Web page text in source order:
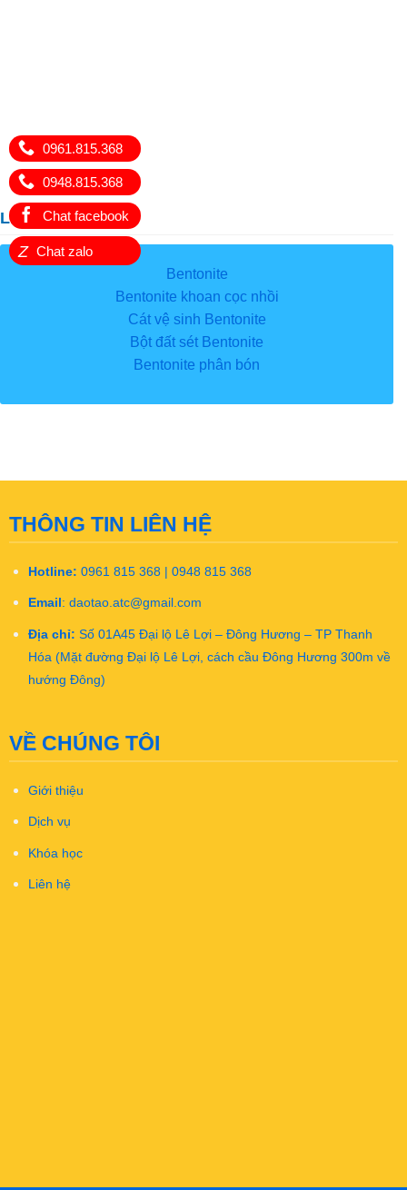
0961.815.368
0948.815.368
Chat facebook
Z Chat zalo
Liên kết hữu ích
Bentonite
Bentonite khoan cọc nhồi
Cát vệ sinh Bentonite
Bột đất sét Bentonite
Bentonite phân bón
THÔNG TIN LIÊN HỆ
Hotline: 0961 815 368 | 0948 815 368
Email : daotao.atc@gmail.com
Địa chỉ: Số 01A45 Đại lộ Lê Lợi – Đông Hương – TP Thanh
Hóa (Mặt đường Đại lộ Lê Lợi, cách cầu Đông Hương 300m về
hướng Đông)
VỀ CHÚNG TÔI
Giới thiệu
Dịch vụ
Khóa học
Liên hệ